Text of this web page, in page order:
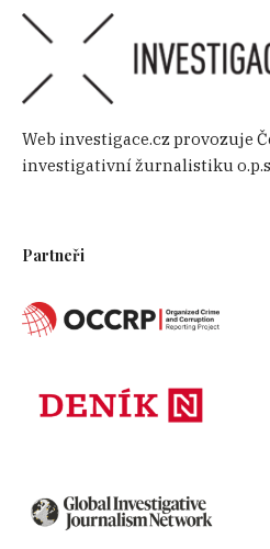
Web investigace.cz provozuje
investigativní žurnalistiku
Partneři